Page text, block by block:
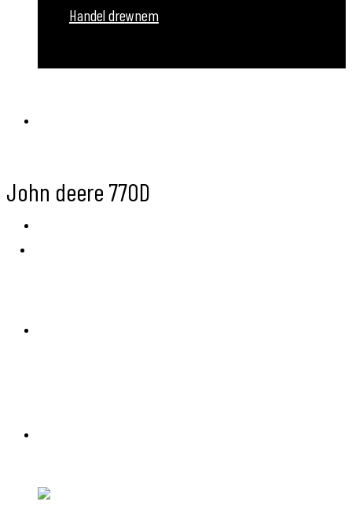
Handel drewnem
John deere 770D